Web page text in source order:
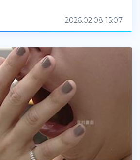
2026.02.08 15:07